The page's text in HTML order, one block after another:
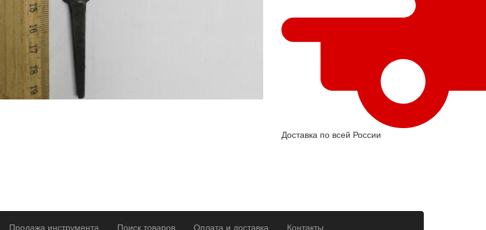
Доставка по всей России
Продажа инструмента Поиск товаров Оплата и доставка Контакты